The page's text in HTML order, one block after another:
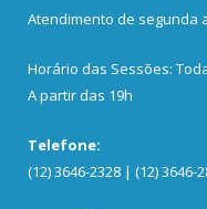
Atendimento de segunda
Horário das Sessões:
A partir das 19h
Telefone:
(12) 3646-2328 | (12) 3646-